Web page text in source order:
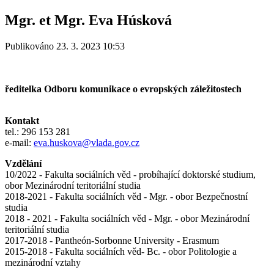
Mgr. et Mgr. Eva Húsková
Publikováno 23. 3. 2023 10:53
ředitelka Odboru komunikace o evropských záležitostech
Kontakt
tel.: 296 153 281
e-mail: eva.huskova@vlada.gov.cz
Vzdělání
10/2022 - Fakulta sociálních věd - probíhající doktorské studium,
obor Mezinárodní teritoriální studia
2018-2021 - Fakulta sociálních věd - Mgr. - obor Bezpečnostní
studia
2018 - 2021 - Fakulta sociálních věd - Mgr. - obor Mezinárodní
teritoriální studia
2017-2018 - Pantheón-Sorbonne University - Erasmum
2015-2018 - Fakulta sociálních věd- Bc. - obor Politologie a
mezinárodní vztahy